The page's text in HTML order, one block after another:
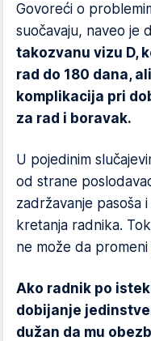
Govoreći o
suočavaju, naveo je
takozvanu vizu D,
rad do 180 dana,
komplikacija pri
za rad i boravak.
U pojedinim
od strane
zadržavanje pasoša
kretanja radnika.
ne može da
Ako radnik po
dobijanje
dužan da mu